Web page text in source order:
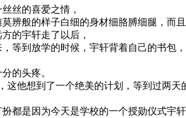
丝的喜爱之情，
般的样子白细的身材细胳膊细腿，而
的宇轩走了以后，
等到放学的时候，宇轩背着自己的书包
的头疼。
他想到了一个绝美的计划，等到过两
都是因为今天是学校的一个授勋仪式宇